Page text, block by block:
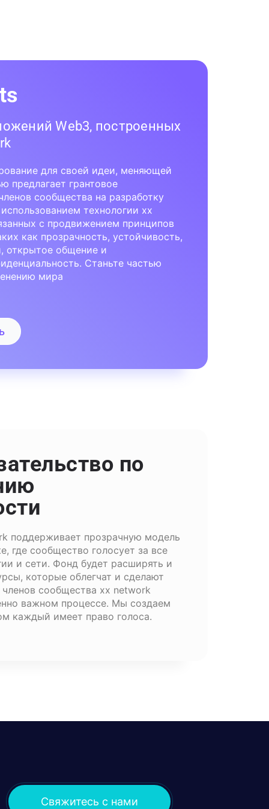
Web3, построенных
для своей идеи, меняющей
предлагает грантовое
сообщества на разработку
технологии xx
с продвижением принципов
как прозрачность, устойчивость,
открытое общение и
Станьте частью
мира
по
поддерживает прозрачную модель
где сообщество голосует за все
и сети. Фонд будет расширять и
которые облегчат и сделают
сообщества xx network
важном процессе. Мы создаем
каждый имеет право голоса.
Свяжитесь с нами